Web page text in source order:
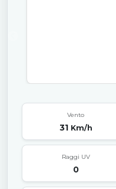
Vento
31 Km/h
Raggi UV
0